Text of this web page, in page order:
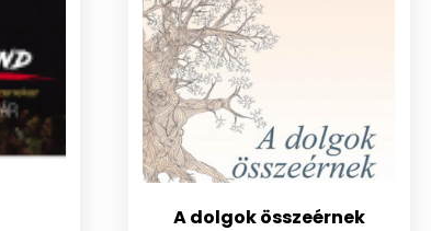
A dolgok összeérnek